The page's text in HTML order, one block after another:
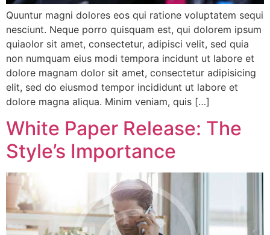
Quuntur magni dolores eos qui ratione voluptatem sequi
nesciunt. Neque porro quisquam est, qui dolorem ipsum
quiaolor sit amet, consectetur, adipisci velit, sed quia
non numquam eius modi tempora incidunt ut labore et
dolore magnam dolor sit amet, consectetur adipisicing
elit, sed do eiusmod tempor incididunt ut labore et
dolore magna aliqua. Minim veniam, quis […]
White Paper Release: The
Style’s Importance